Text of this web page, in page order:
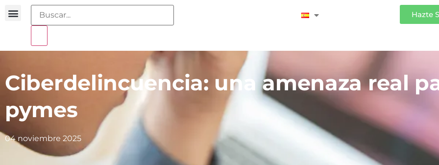
Hazte
Ciberdelincuencia: una amenaza real
pymes
04 noviembre 2025